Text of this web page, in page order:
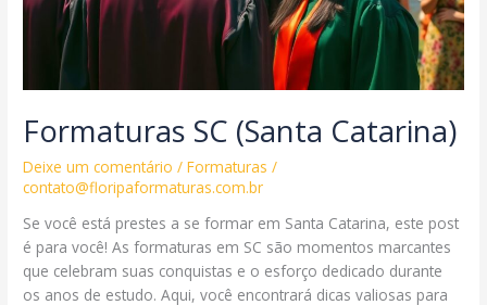
Formaturas SC (Santa Catarina)
Deixe um comentário /Formaturas /
contato@floripaformaturas.com.br
Se você está prestes a se formar em Santa Catarina, este post
é para você! As formaturas em SC são momentos marcantes
que celebram suas conquistas e o esforço dedicado durante
os anos de estudo. Aqui, você encontrará dicas valiosas para